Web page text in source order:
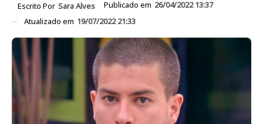
Escrito Por Sara Alves Publicado em 26/04/2022 13:37
Atualizado em 19/07/2022 21:33